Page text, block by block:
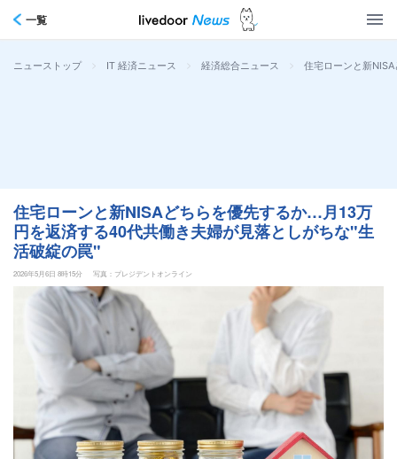
一覧
ニューストップ > IT 経済ニュース > 経済総合ニュース > 住宅ローンと新
住宅ローンと新NISAどちらを優先するか…月13万
円を返済する40代共働き夫婦が見落としがちな"生
活破綻の罠"
2026年5月6日 8時15分 写真：プレジデントオンライン